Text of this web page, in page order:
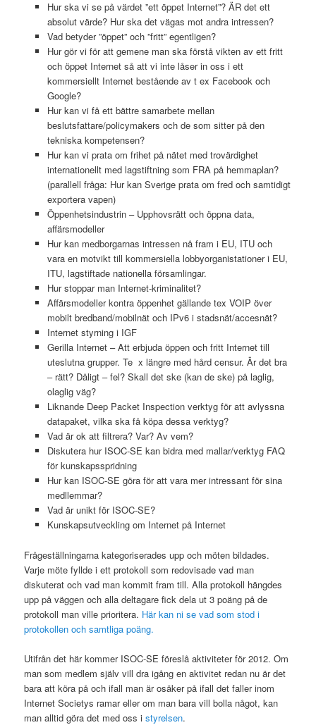
Hur ska vi se på värdet ”ett öppet Internet”? ÄR det ett
absolut värde? Hur ska det vägas mot andra intressen?
Vad betyder ”öppet” och ”fritt” egentligen?
Hur gör vi för att gemene man ska förstå vikten av ett fritt
och öppet Internet så att vi inte låser in oss i ett
kommersiellt Internet bestående av t ex Facebook och
Google?
Hur kan vi få ett bättre samarbete mellan
beslutsfattare/policymakers och de som sitter på den
tekniska kompetensen?
Hur kan vi prata om frihet på nätet med trovärdighet
internationellt med lagstiftning som FRA på hemmaplan?
(parallell fråga: Hur kan Sverige prata om fred och samtidigt
exportera vapen)
Öppenhetsindustrin – Upphovsrätt och öppna data,
affärsmodeller
Hur kan medborgarnas intressen nå fram i EU, ITU och
vara en motvikt till kommersiella lobbyorganistationer i EU,
ITU, lagstiftade nationella församlingar.
Hur stoppar man Internet-kriminalitet?
Affärsmodeller kontra öppenhet gällande tex VOIP över
mobilt bredband/mobilnät och IPv6 i stadsnät/accesnät?
Internet styrning i IGF
Gerilla Internet – Att erbjuda öppen och fritt Internet till
uteslutna grupper. Te x längre med hård censur. Är det bra
– rätt? Dåligt – fel? Skall det ske (kan de ske) på laglig,
olaglig väg?
Liknande Deep Packet Inspection verktyg för att avlyssna
datapaket, vilka ska få köpa dessa verktyg?
Vad är ok att filtrera? Var? Av vem?
Diskutera hur ISOC-SE kan bidra med mallar/verktyg FAQ
för kunskapsspridning
Hur kan ISOC-SE göra för att vara mer intressant för sina
medllemmar?
Vad är unikt för ISOC-SE?
Kunskapsutveckling om Internet på Internet
Frågeställningarna kategoriserades upp och möten bildades.
Varje möte fyllde i ett protokoll som redovisade vad man
diskuterat och vad man kommit fram till. Alla protokoll hängdes
upp på väggen och alla deltagare fick dela ut 3 poäng på de
protokoll man ville prioritera. Här kan ni se vad som stod i
protokollen och samtliga poäng.
Utifrån det här kommer ISOC-SE föreslå aktiviteter för 2012. Om
man som medlem själv vill dra igång en aktivitet redan nu är det
bara att köra på och ifall man är osäker på ifall det faller inom
Internet Societys ramar eller om man bara vill bolla något, kan
man alltid göra det med oss istyrelsen.